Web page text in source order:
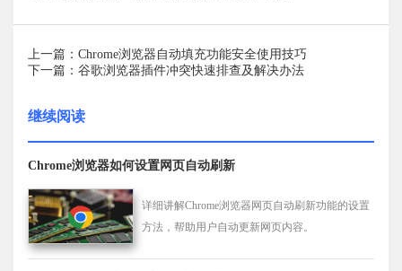
上一篇：Chrome浏览器自动填充功能安全使用技巧
下一篇：谷歌浏览器插件冲突快速排查及解决办法
继续阅读
Chrome浏览器如何设置网页自动刷新
详细讲解Chrome浏览器网页自动刷新功能的设置
方法，帮助用户自动更新网页内容。